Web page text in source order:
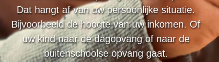
Dat hangt af van uw persoonlijke situatie.
Bijvoorbeeld de hoogte van uw inkomen. Of
uw kind naar de dagopvang of naar de
buitenschoolse opvang gaat.